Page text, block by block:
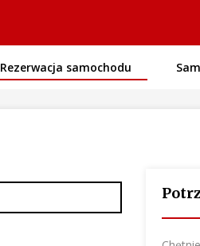
Rezerwacja samochodu